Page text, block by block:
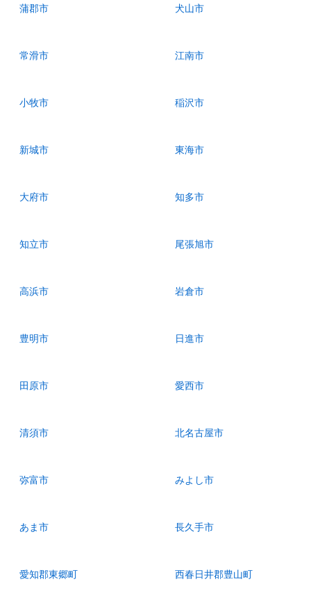
蒲郡市 犬山市
常滑市 江南市
小牧市 稲沢市
新城市 東海市
大府市 知多市
知立市 尾張旭市
高浜市 岩倉市
豊明市 日進市
田原市 愛西市
清須市 北名古屋市
弥富市 みよし市
あま市 長久手市
愛知郡東郷町 西春日井郡豊山町